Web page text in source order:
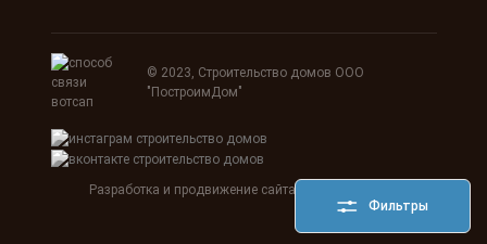
Фильтры
© 2023, Строительство домов ООО
"ПостроимДом"
Разработка и продвижение сайта